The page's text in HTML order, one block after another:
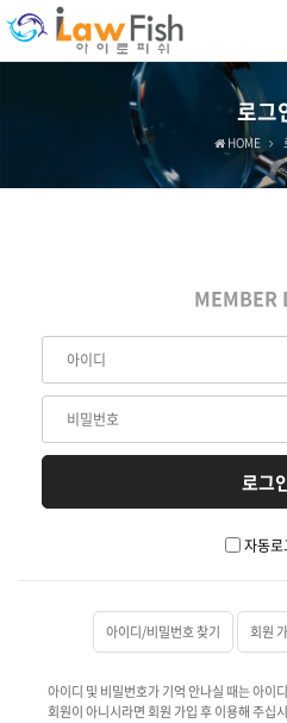
로그
HOME
MEMBER
자동로
아이디/비밀번호 찾기 회원
아이디 및 비밀번호가 기억 안나실 때는 아이
회원이 아니시라면 회원 가입 후 이용해 주십